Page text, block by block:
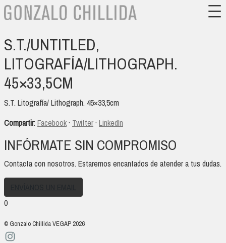
S.T./UNTITLED,
LITOGRAFÍA/LITHOGRAPH.
45×33,5CM
S.T. Litografía/ Lithograph. 45×33,5cm
Compartir: Facebook· Twitter· LinkedIn
INFÓRMATE SIN COMPROMISO
Contacta con nosotros. Estaremos encantados de atender a tus dudas.
0
© Gonzalo Chillida VEGAP 2026